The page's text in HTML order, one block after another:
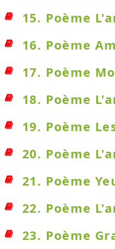
15. Poème
16. Poème
17. Poème
18. Poème
19. Poème
20. Poème
21. Poème
22. Poème
23. Poème